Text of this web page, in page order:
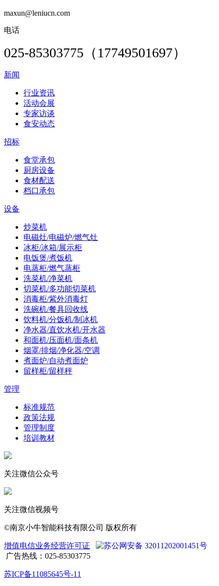
maxun@leniucn.com
电话
025-85303775（17749501697）
新闻
行业资讯
活动会展
专家访谈
食安动态
招标
食堂承包
厨房设备
食材配送
档口承包
设备
炒菜机
电磁灶/电磁炉/燃气灶
冰柜/冰箱/展示柜
电饭煲/煮饭机
电蒸柜/燃气蒸柜
洗菜机/净菜机
切菜机/多功能切菜机
消毒柜/紫外消毒灯
洗碗机/餐具回收线
饮料机/分饭机/制冰机
净水器/直饮水机/开水器
和面机/压面机/面条机
烟罩/排烟/净化器/空调
煮面炉/自动煮面炉
留样柜/留样秤
管理
标准规范
政策法规
管理制度
培训教材
关注微信公众号
关注微信视频号
©南京小牛智能科技有限公司 版权所有
增值电信业务经营许可证
苏公网安备 32011202001451号
广告热线：025-85303775
苏ICP备11085645号-11